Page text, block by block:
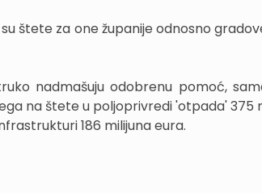
štete za one županije odnosno
nadmašuju odobrenu pomoć,
na štete u poljoprivredi 'otpada' 375
186 milijuna eura.